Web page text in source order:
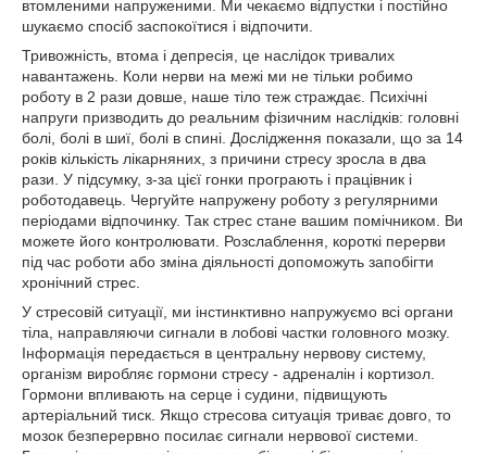
втомленими напруженими. Ми чекаємо відпустки і постійно
шукаємо спосіб заспокоїтися і відпочити.
Тривожність, втома і депресія, це наслідок тривалих
навантажень. Коли нерви на межі ми не тільки робимо
роботу в 2 рази довше, наше тіло теж страждає. Психічні
напруги призводить до реальним фізичним наслідків: головні
болі, болі в шиї, болі в спині. Дослідження показали, що за 14
років кількість лікарняних, з причини стресу зросла в два
рази. У підсумку, з-за цієї гонки програють і працівник і
роботодавець. Чергуйте напружену роботу з регулярними
періодами відпочинку. Так стрес стане вашим помічником. Ви
можете його контролювати. Розслаблення, короткі перерви
під час роботи або зміна діяльності допоможуть запобігти
хронічний стрес.
У стресовій ситуації, ми інстинктивно напружуємо всі органи
тіла, направляючи сигнали в лобові частки головного мозку.
Інформація передається в центральну нервову систему,
організм виробляє гормони стресу - адреналін і кортизол.
Гормони впливають на серце і судини, підвищують
артеріальний тиск. Якщо стресова ситуація триває довго, то
мозок безперервно посилає сигнали нервової системи.